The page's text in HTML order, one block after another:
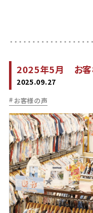
2025年5月 お客
2025.09.27
お客様の声